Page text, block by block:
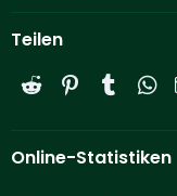
Teilen
Reddit PinterestTumblr
Online-Statistiken